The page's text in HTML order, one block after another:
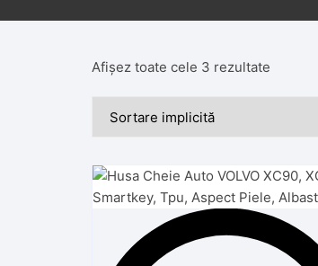
Afișez toate cele 3 rezultate